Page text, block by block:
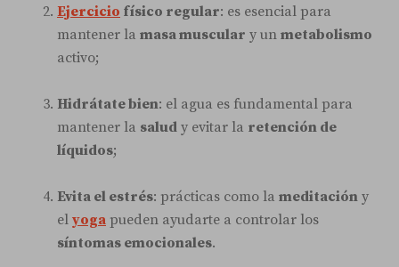
Ejercicio físico regular: es esencial para
mantener la masa muscular y un metabolismo
activo;
Hidrátate bien: el agua es fundamental para
mantener la salud y evitar la retención de
líquidos;
Evita el estrés: prácticas como la meditación y
el yoga pueden ayudarte a controlar los
síntomas emocionales.